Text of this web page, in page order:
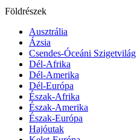
Földrészek
Ausztrália
Ázsia
Csendes-Óceáni Szigetvilág
Dél-Afrika
Dél-Amerika
Dél-Európa
Észak-Afrika
Észak-Amerika
Észak-Európa
Hajóutak